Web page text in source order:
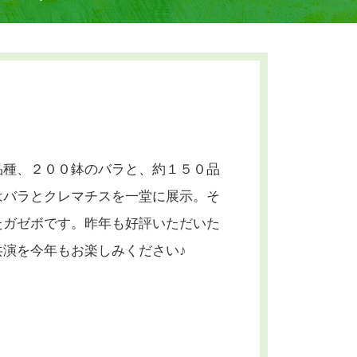
、２００鉢のバラと、約１５０品
ラとクレマチスを一堂に展示。そ
ゼボです。昨年も好評いただいた
を今年もお楽しみください♪